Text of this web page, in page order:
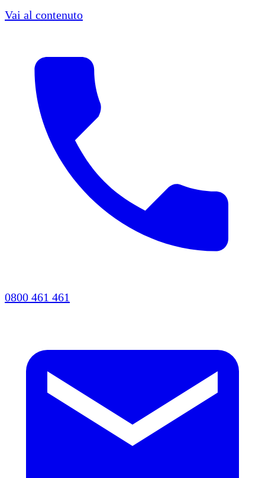
Vai al contenuto
0800 461 461